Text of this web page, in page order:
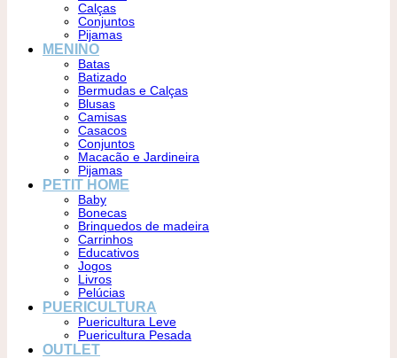
Calças
Conjuntos
Pijamas
MENINO
Batas
Batizado
Bermudas e Calças
Blusas
Camisas
Casacos
Conjuntos
Macacão e Jardineira
Pijamas
PETIT HOME
Baby
Bonecas
Brinquedos de madeira
Carrinhos
Educativos
Jogos
Livros
Pelúcias
PUERICULTURA
Puericultura Leve
Puericultura Pesada
OUTLET